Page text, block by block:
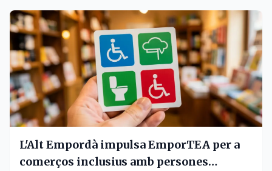
L'Alt Empordà impulsa EmporTEA per a
comerços inclusius amb persones